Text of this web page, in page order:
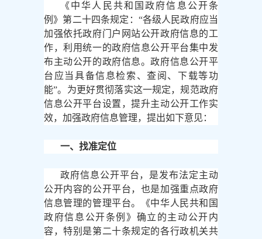
《中华人民共和国政府信息公开条
例》第二十四条规定： “各级人民政府应当
加强依托政府门户网站公开政府信息的工
作，利用统一的政府信息公开平台集中发
布主动公开的政府信息。政府信息公开平
台应当具备信息检索、查阅、下载等功
能”。为更好贯彻落实这一规定，规范政府
信息公开平台设置，提升主动公开工作实
效，加强政府信息管理，提出如下意见：
一、找准定位
政府信息公开平台，是发布法定主动
公开内容的公开平台，也是加强重点政府
信息管理的管理平台。《中华人民共和国
政府信息公开条例》确立的主动公开内
容，特别是第二十条规定的各行政机关共